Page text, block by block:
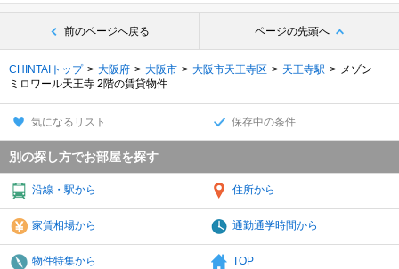
前のページへ戻る ページの先頭へ
CHINTAIトップ 大阪府 大阪市 大阪市天王寺区 天王寺駅
メゾン
ミロワール天王寺 2階の賃貸物件
気になるリスト 保存中の条件
別の探し方でお部屋を探す
沿線・駅から 住所から
家賃相場から 通勤通学時間から
物件特集から TOP